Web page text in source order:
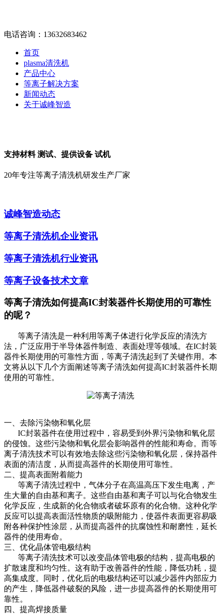
电话咨询：13632683462
首页
plasma清洗机
产品中心
等离子解决方案
新闻动态
关于诚峰智造
支持材料测试、提供设备 试机
20年专注等离子清洗机研发生产厂家
诚峰智造动态
等离子清洗机企业资讯
等离子清洗机行业资讯
等离子设备技术文章
等离子清洗如何提高IC封装器件长期使用的可靠性
的呢？
等离子清洗是一种利用等离子体进行化学反应的清洗方
法，广泛应用于半导体器件制造、表面处理等领域。在IC封装
器件长期使用的可靠性方面，等离子清洗起到了关键作用。本
文将从以下几个方面阐述等离子清洗如何提高IC封装器件长期
使用的可靠性。
一、去除污染物和氧化层
IC封装器件在使用过程中，容易受到外界污染物和氧化层
的侵蚀。这些污染物和氧化层会影响器件的性能和寿命。而等
离子清洗技术可以有效地去除这些污染物和氧化层，保持器件
表面的清洁度，从而提高器件的长期使用可靠性。
二、提高表面附着能力
等离子清洗过程中，气体分子在高温高压下发生电离，产
生大量的自由基和离子。这些自由基和离子可以与化合物发生
化学反应，生成新的化合物或者破坏原有的化合物。这种化学
反应可以提高表面活性物质的吸附能力，使器件表面更容易吸
附各种保护性涂层，从而提高器件的抗腐蚀性和耐磨性，延长
器件的使用寿命。
三、优化晶体管电极结构
等离子清洗技术可以改变晶体管电极的结构，提高电极的
扩散速度和均匀性。这有助于改善器件的性能，降低功耗，提
高集成度。同时，优化后的电极结构还可以减少器件内部应力
的产生，降低器件破裂的风险，进一步提高器件的长期使用可
靠性。
四、提高焊接质量